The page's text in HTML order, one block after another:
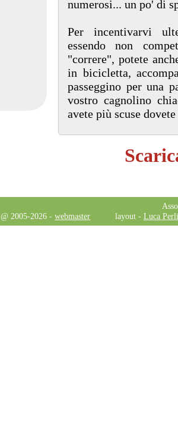
numerosi... un po' di
Per incentivarvi
essendo non
"correre", potete
in bicicletta,
passeggino per una
vostro cagnolino
avete più scuse
@ 2005-2026 -webmaster layout - Luca